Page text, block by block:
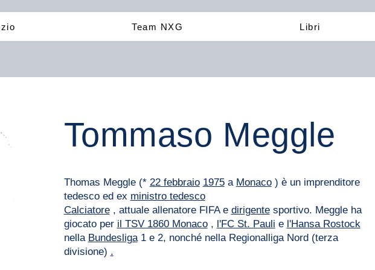
Team NXG Libri
Tommaso Meggle
Thomas Meggle (* 22 febbraio 1975a Monaco) è un imprenditore
tedesco ed ex ministro tedesco
Calciatore, attuale allenatore FIFA e dirigentesportivo. Meggle ha
giocato per il TSV 1860 Monaco, l'FC St. Pauli e l'Hansa Rostock
nella Bundesliga1 e 2, nonché nella Regionalliga Nord (terza
divisione) .